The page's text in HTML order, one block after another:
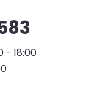
- 18:00